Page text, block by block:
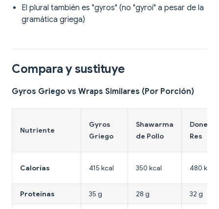
El plural también es "gyros" (no "gyroi" a pesar de la
gramática griega)
Compara y sustituye
Gyros Griego vs Wraps Similares (Por Porción)
Nutriente
Gyros
Griego
Shawarma
de Pollo
Doner
Res
Calorías 415 kcal 350 kcal 480 kcal
Proteínas 35 g 28 g 32 g